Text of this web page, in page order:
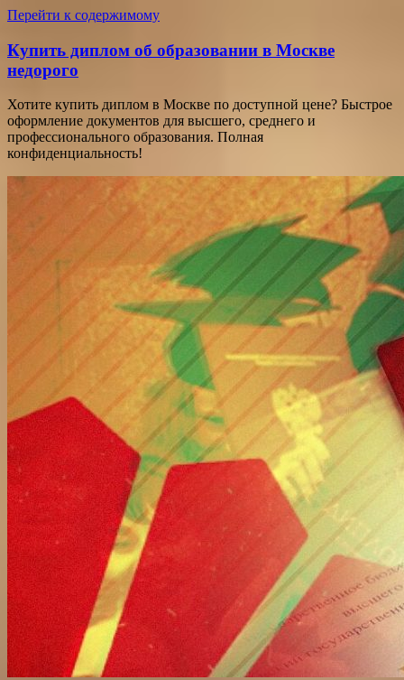
Перейти к содержимому
Купить диплом об образовании в Москве
недорого
Хотите купить диплом в Москве по доступной цене? Быстрое
оформление документов для высшего, среднего и
профессионального образования. Полная
конфиденциальность!